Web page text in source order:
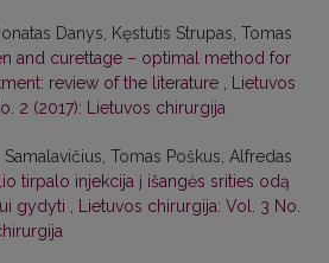
Danys, Kęstutis Strupas, Tomas
and curettage – optimal method for
review of the literature
Lietuvos
2 (2017): Lietuvos chirurgija
Samalavičius, Tomas Poškus, Alfredas
tirpalo injekcija į išangės srities odą
gydyti
Lietuvos chirurgija: Vol. 3 No.